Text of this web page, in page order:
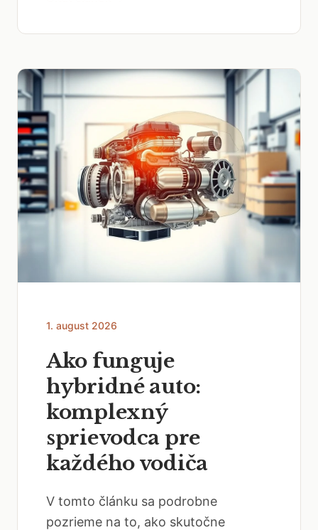
1. august 2026
Ako funguje
hybridné auto:
komplexný
sprievodca pre
každého vodiča
V tomto článku sa podrobne
pozrieme na to, ako skutočne